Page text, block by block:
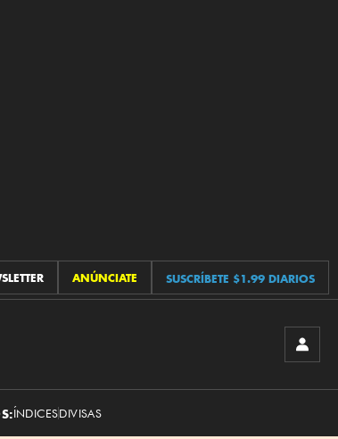
ANÚNCIATE SUSCRÍBETE $1.99 DIARIOS
ÍNDICESDIVISAS